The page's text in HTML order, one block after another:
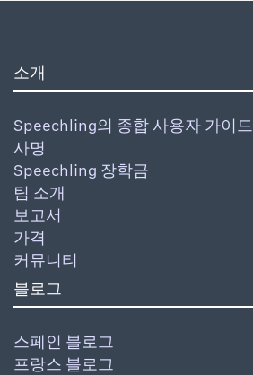
소개
Speechling의 종합 사용자 가이드
사명
Speechling 장학금
팀 소개
보고서
가격
커뮤니티
블로그
스페인 블로그
프랑스 블로그